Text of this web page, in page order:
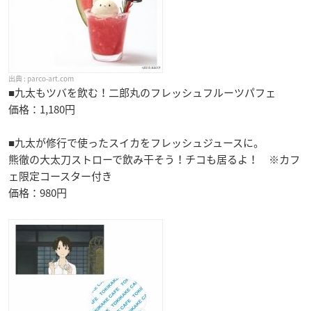
parco-art.com
■九太もツバを飲む！二郎丸のフレッシュフルーツパフェ
価格：1,180円
■九太が修行で使ったスイカをフレッシュジュースに。
熊徹の大太刀ストローで飲み干そう！チコも居るよ！ ※カフ
ェ限定コースター付き
価格：980円